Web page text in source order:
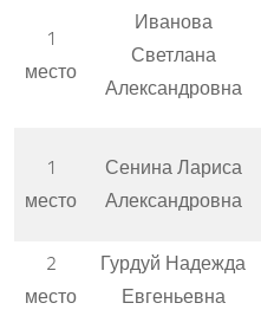
1
место
Иванова
Светлана
Александровна
1
место
Сенина Лариса
Александровна
2
место
Гурдуй Надежда
Евгеньевна